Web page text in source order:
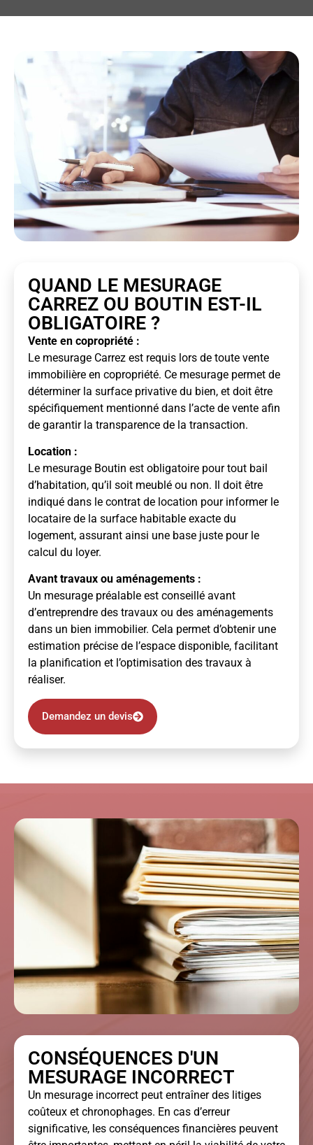
QUAND LE MESURAGE
CARREZ OU BOUTIN EST-IL
OBLIGATOIRE ?
Vente en copropriété :
Le mesurage Carrez est requis lors de toute vente
immobilière en copropriété. Ce mesurage permet de
déterminer la surface privative du bien, et doit être
spécifiquement mentionné dans l’acte de vente afin
de garantir la transparence de la transaction.
Location :
Le mesurage Boutin est obligatoire pour tout bail
d’habitation, qu’il soit meublé ou non. Il doit être
indiqué dans le contrat de location pour informer le
locataire de la surface habitable exacte du
logement, assurant ainsi une base juste pour le
calcul du loyer.
Avant travaux ou aménagements :
Un mesurage préalable est conseillé avant
d’entreprendre des travaux ou des aménagements
dans un bien immobilier. Cela permet d’obtenir une
estimation précise de l’espace disponible, facilitant
la planification et l’optimisation des travaux à
réaliser.
Demandez un devis
CONSÉQUENCES D'UN
MESURAGE INCORRECT
Un mesurage incorrect peut entraîner des litiges
coûteux et chronophages. En cas d’erreur
significative, les conséquences financières peuvent